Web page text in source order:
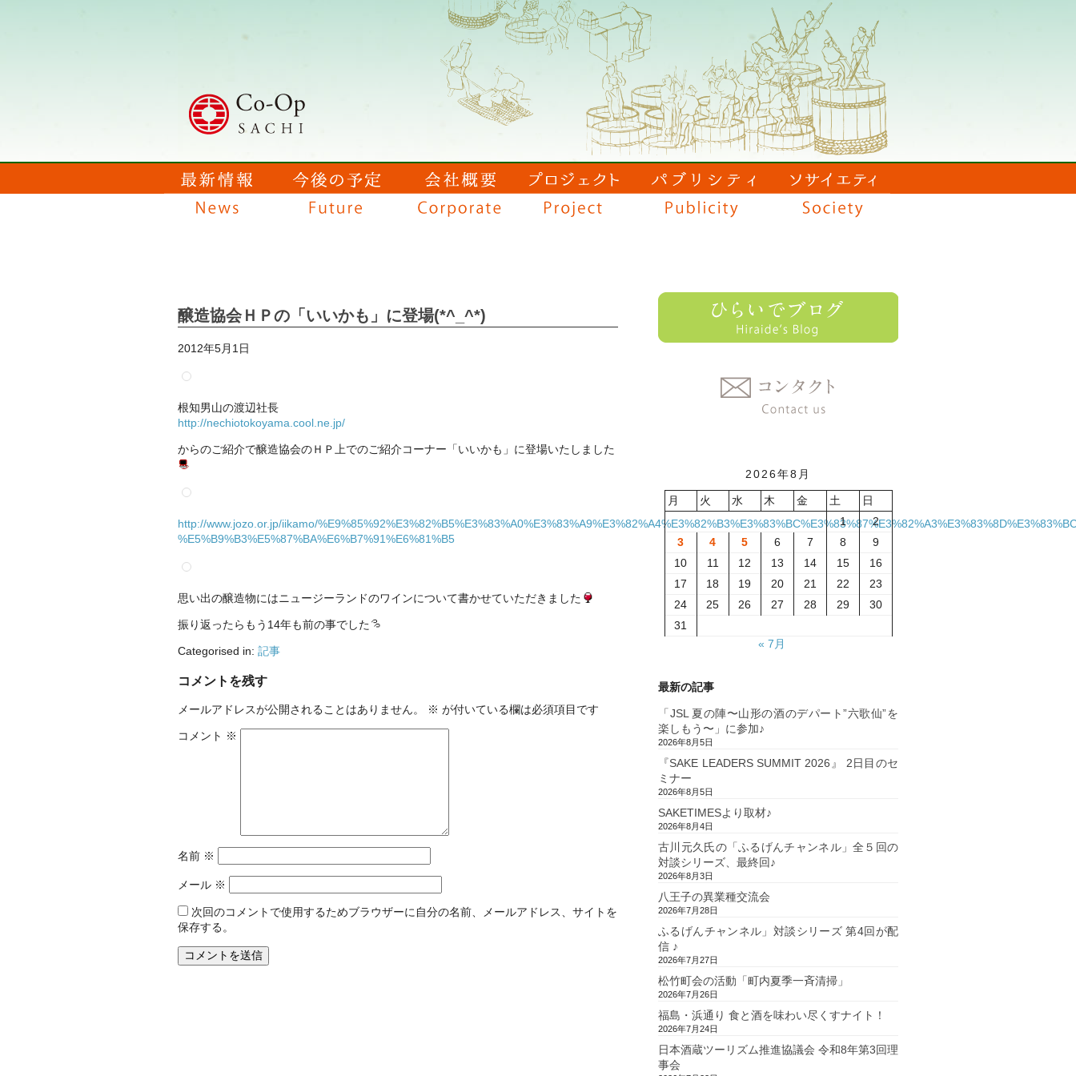
醸造協会ＨＰの「いいかも」に登場(*^_^*)
2012年5月1日
根知男山の渡辺社長
http://nechiotokoyama.cool.ne.jp/
からのご紹介で醸造協会のＨＰ上でのご紹介コーナー「いいかも」に登場いたしました
http://www.jozo.or.jp/iikamo/
%E5%B9%B3%E5%87%BA%E6%B7%91%E6%81%B5
思い出の醸造物にはニュージーランドのワインについて書かせていただきました
振り返ったらもう14年も前の事でした
Categorised in: 記事
コメントを残す
メールアドレスが公開されることはありません。 ※ が付いている欄は必須項目です
コメント ※
名前 ※
メール ※
次回のコメントで使用するためブラウザーに自分の名前、メールアドレス、サイトを
保存する。
2026年8月
月 火 水 木 金 土
日
1
2
3
4 5 6 7 8
9
10
11 12 13 14 15
16
17
18 19 20 21 22
23
24
25 26 27 28 29
30
31
« 7月
最新の記事
「JSL 夏の陣〜山形の酒のデパート”六歌仙”を
楽しもう〜」に参加♪
2026年8月5日
『SAKE LEADERS SUMMIT 2026』 2日目のセ
ミナー
2026年8月5日
SAKETIMESより取材♪
2026年8月4日
古川元久氏の「ふるげんチャンネル」全５回の
対談シリーズ、最終回♪
2026年8月3日
八王子の異業種交流会
2026年7月28日
ふるげんチャンネル」対談シリーズ 第4回が配
信 ♪
2026年7月27日
松竹町会の活動「町内夏季一斉清掃」
2026年7月26日
福島・浜通り 食と酒を味わい尽くすナイト！
2026年7月24日
日本酒蔵ツーリズム推進協議会 令和8年第3回理
事会